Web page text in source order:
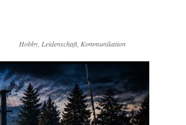
Hobby, Leidenschaft, Kommunikation